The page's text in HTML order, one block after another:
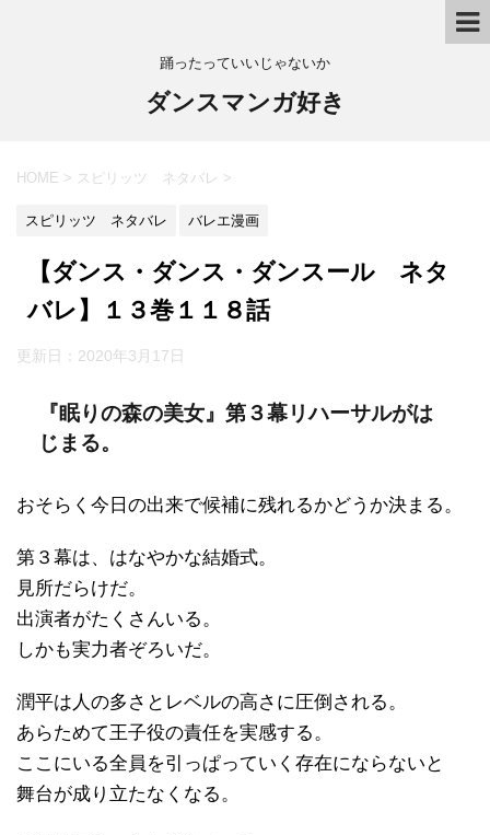
踊ったっていいじゃないか
ダンスマンガ好き
HOME > スピリッツ ネタバレ >
スピリッツ ネタバレ バレエ漫画
【ダンス・ダンス・ダンスール ネタ
バレ】１３巻１１８話
更新日： 2020年3月17日
『眠りの森の美女』第３幕リハーサルがは
じまる。
おそらく今日の出来で候補に残れるかどうか決まる。
第３幕は、はなやかな結婚式。
見所だらけだ。
出演者がたくさんいる。
しかも実力者ぞろいだ。
潤平は人の多さとレベルの高さに圧倒される。
あらためて王子役の責任を実感する。
ここにいる全員を引っぱっていく存在にならないと
舞台が成り立たなくなる。